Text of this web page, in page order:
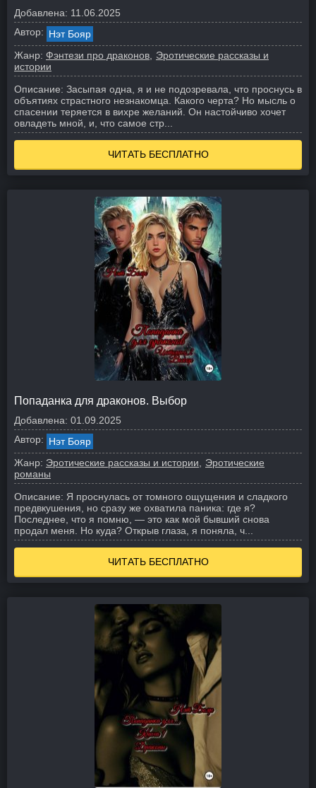
Добавлена: 11.06.2025
Автор: Нэт Бояр
Жанр: Фэнтези про драконов
Эротические рассказы и
истории
Описание: Засыпая одна, я и не подозревала, что проснусь в
объятиях страстного незнакомца. Какого черта? Но мысль о
спасении теряется в вихре желаний. Он настойчиво хочет
овладеть мной, и, что самое стр...
ЧИТАТЬ БЕСПЛАТНО
Попаданка для драконов. Выбор
Добавлена: 01.09.2025
Автор: Нэт Бояр
Жанр: Эротические рассказы и истории
Эротические
романы
Описание: Я проснулась от томного ощущения и сладкого
предвкушения, но сразу же охватила паника: где я?
Последнее, что я помню, — это как мой бывший снова
продал меня. Но куда? Открыв глаза, я поняла, ч...
ЧИТАТЬ БЕСПЛАТНО